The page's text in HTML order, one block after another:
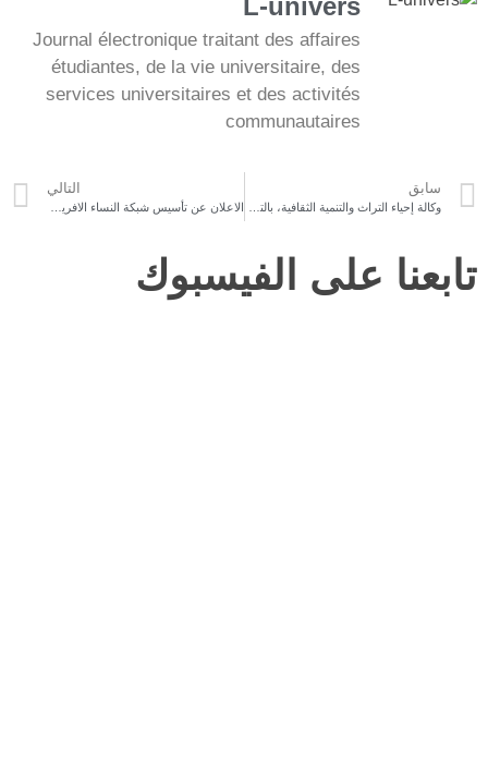
L-univers
Journal électronique traitant des affaires
étudiantes, de la vie universitaire, des
services universitaires et des activités
communautaires
سابق التالي
تابعنا على الفيسبوك